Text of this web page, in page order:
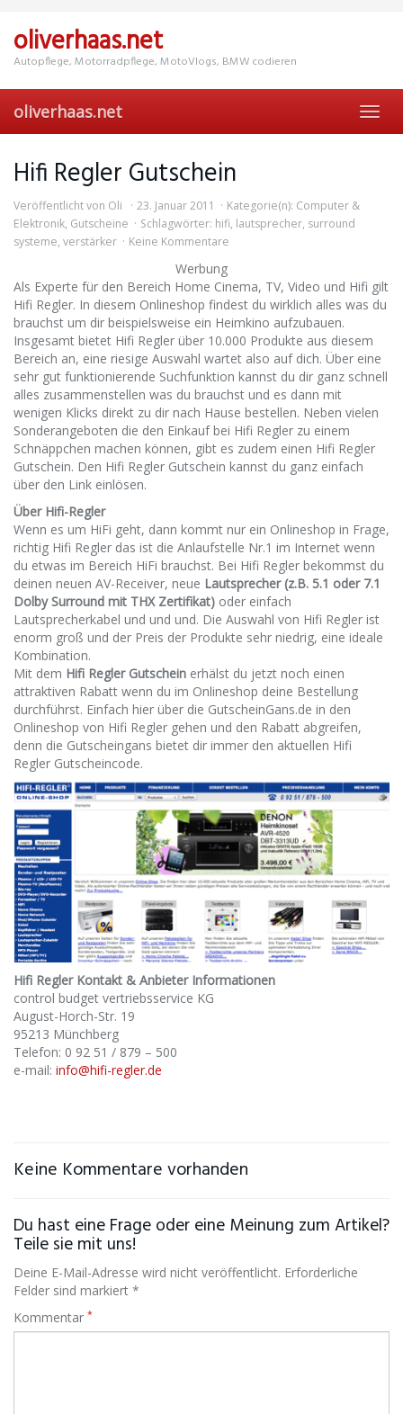
main
content
oliverhaas.net
Autopflege, Motorradpflege, MotoVlogs, BMW codieren
oliverhaas.net
Hifi Regler Gutschein
Veröffentlicht von Oli 23. Januar 2011 Kategorie(n): Computer &
Elektronik, Gutscheine Schlagwörter: hifi, lautsprecher, surround
systeme, verstärker Keine Kommentare
Werbung
Als Experte für den Bereich Home Cinema, TV, Video und Hifi gilt
Hifi Regler. In diesem Onlineshop findest du wirklich alles was du
brauchst um dir beispielsweise ein Heimkino aufzubauen.
Insgesamt bietet Hifi Regler über 10.000 Produkte aus diesem
Bereich an, eine riesige Auswahl wartet also auf dich. Über eine
sehr gut funktionierende Suchfunktion kannst du dir ganz schnell
alles zusammenstellen was du brauchst und es dann mit
wenigen Klicks direkt zu dir nach Hause bestellen. Neben vielen
Sonderangeboten die den Einkauf bei Hifi Regler zu einem
Schnäppchen machen können, gibt es zudem einen Hifi Regler
Gutschein. Den Hifi Regler Gutschein kannst du ganz einfach
über den Link einlösen.
Über Hifi-Regler
Wenn es um HiFi geht, dann kommt nur ein Onlineshop in Frage,
richtig Hifi Regler das ist die Anlaufstelle Nr.1 im Internet wenn
du etwas im Bereich HiFi brauchst. Bei Hifi Regler bekommst du
deinen neuen AV-Receiver, neue Lautsprecher (z.B. 5.1 oder 7.1
Dolby Surround mit THX Zertifikat) oder einfach
Lautsprecherkabel und und und. Die Auswahl von Hifi Regler ist
enorm groß und der Preis der Produkte sehr niedrig, eine ideale
Kombination.
Mit dem Hifi Regler Gutschein erhälst du jetzt noch einen
attraktiven Rabatt wenn du im Onlineshop deine Bestellung
durchführst. Einfach hier über die GutscheinGans.de in den
Onlineshop von Hifi Regler gehen und den Rabatt abgreifen,
denn die Gutscheingans bietet dir immer den aktuellen Hifi
Regler Gutscheincode.
Hifi Regler Kontakt & Anbieter Informationen
control budget vertriebsservice KG
August-Horch-Str. 19
95213 Münchberg
Telefon: 0 92 51 / 879 – 500
e-mail: info@hifi-regler.de
Keine Kommentare vorhanden
Du hast eine Frage oder eine Meinung zum Artikel?
Teile sie mit uns!
Deine E-Mail-Adresse wird nicht veröffentlicht. Erforderliche
Felder sind markiert *
Kommentar *